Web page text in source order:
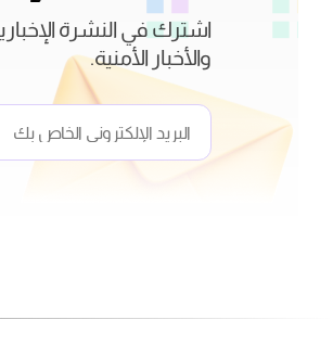
اشترك في النشرة
والأخبار الأمنية.